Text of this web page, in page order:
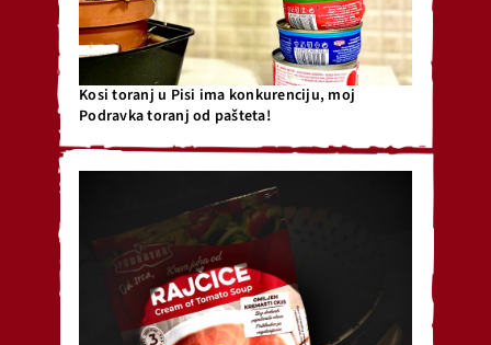
Kosi toranj u Pisi ima konkurenciju, moj
Podravka toranj od pašteta!